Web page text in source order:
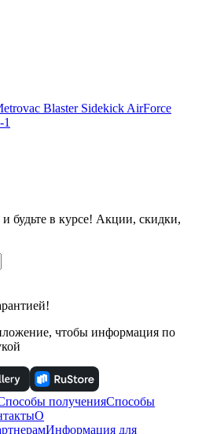
Blaster Sidekick AirForce
и будьте в курсе! Акции, скидки,
чтобы информация по
полученияСпособы
О
Информация для